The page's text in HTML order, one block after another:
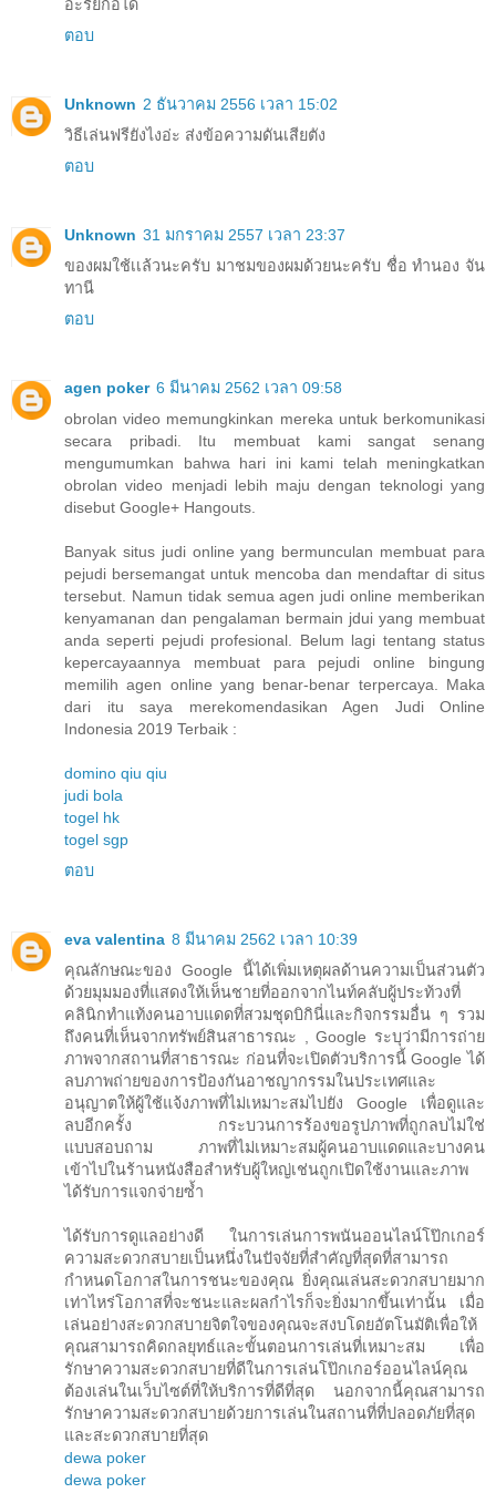
อะรัยก้อได้
ตอบ
Unknown 2 ธันวาคม 2556 เวลา 15:02
วิธีเล่นฟรียังไงอ่ะ ส่งข้อความดันเสียตัง
ตอบ
Unknown 31 มกราคม 2557 เวลา 23:37
ของผมใช้เเล้วนะครับ มาชมของผมด้วยนะครับ ชื่อ ทำนอง จัน
ทานี
ตอบ
agen poker 6 มีนาคม 2562 เวลา 09:58
obrolan video memungkinkan mereka untuk berkomunikasi
secara pribadi. Itu membuat kami sangat senang
mengumumkan bahwa hari ini kami telah meningkatkan
obrolan video menjadi lebih maju dengan teknologi yang
disebut Google+ Hangouts.
Banyak situs judi online yang bermunculan membuat para
pejudi bersemangat untuk mencoba dan mendaftar di situs
tersebut. Namun tidak semua agen judi online memberikan
kenyamanan dan pengalaman bermain jdui yang membuat
anda seperti pejudi profesional. Belum lagi tentang status
kepercayaannya membuat para pejudi online bingung
memilih agen online yang benar-benar terpercaya. Maka
dari itu saya merekomendasikan Agen Judi Online
Indonesia 2019 Terbaik :
domino qiu qiu
judi bola
togel hk
togel sgp
ตอบ
eva valentina 8 มีนาคม 2562 เวลา 10:39
คุณลักษณะของ Google นี้ได้เพิ่มเหตุผลด้านความเป็นส่วนตัว
ด้วยมุมมองที่แสดงให้เห็นชายที่ออกจากไนท์คลับผู้ประท้วงที่
คลินิกทำแท้งคนอาบแดดที่สวมชุดบิกินี่และกิจกรรมอื่น ๆ รวม
ถึงคนที่เห็นจากทรัพย์สินสาธารณะ , Google ระบุว่ามีการถ่าย
ภาพจากสถานที่สาธารณะ ก่อนที่จะเปิดตัวบริการนี้ Google ได้
ลบภาพถ่ายของการป้องกันอาชญากรรมในประเทศและ
อนุญาตให้ผู้ใช้แจ้งภาพที่ไม่เหมาะสมไปยัง Google เพื่อดูและ
ลบอีกครั้ง กระบวนการร้องขอรูปภาพที่ถูกลบไม่ใช่
แบบสอบถาม ภาพที่ไม่เหมาะสมผู้คนอาบแดดและบางคน
เข้าไปในร้านหนังสือสำหรับผู้ใหญ่เช่นถูกเปิดใช้งานและภาพ
ได้รับการแจกจ่ายซ้ำ
ได้รับการดูแลอย่างดี ในการเล่นการพนันออนไลน์โป๊กเกอร์
ความสะดวกสบายเป็นหนึ่งในปัจจัยที่สำคัญที่สุดที่สามารถ
กำหนดโอกาสในการชนะของคุณ ยิ่งคุณเล่นสะดวกสบายมาก
เท่าไหร่โอกาสที่จะชนะและผลกำไรก็จะยิ่งมากขึ้นเท่านั้น เมื่อ
เล่นอย่างสะดวกสบายจิตใจของคุณจะสงบโดยอัตโนมัติเพื่อให้
คุณสามารถคิดกลยุทธ์และขั้นตอนการเล่นที่เหมาะสม เพื่อ
รักษาความสะดวกสบายที่ดีในการเล่นโป๊กเกอร์ออนไลน์คุณ
ต้องเล่นในเว็บไซต์ที่ให้บริการที่ดีที่สุด นอกจากนี้คุณสามารถ
รักษาความสะดวกสบายด้วยการเล่นในสถานที่ที่ปลอดภัยที่สุด
และสะดวกสบายที่สุด
dewa poker
dewa poker